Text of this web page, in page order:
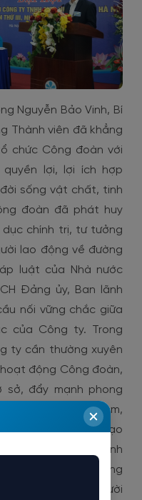
Nguyễn Bảo Vinh, Bí
Thành viên đã khẳng
chức Công đoàn với
lợi, lợi ích hợp
sống vật chất, tinh
đoàn đã phát huy
chính trị, tư tưởng
lao động về đường
luật của Nhà nước
Đảng ủy, Ban lãnh
nối vững chắc giữa
của Công ty. Trong
ty cần thường xuyên
động Công đoàn,
đẩy mạnh phong
thực hành tiết kiệm,
sáng kiến sáng tạo
lao động, đẩy mạnh
nghệ, thể thao, công
công đoàn, người